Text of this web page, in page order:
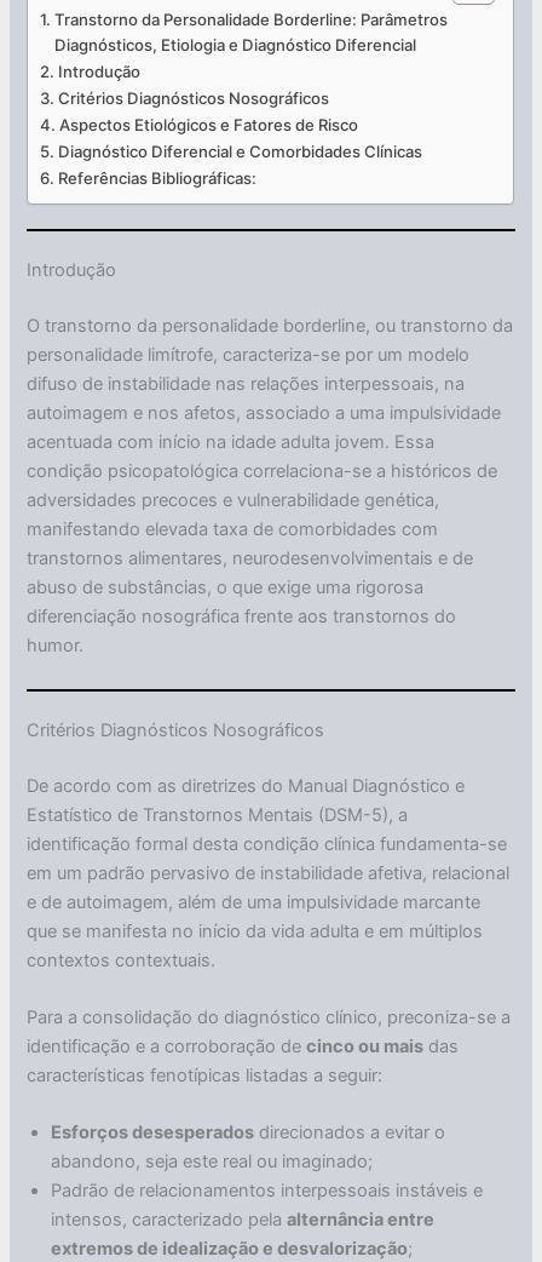
Transtorno da Personalidade Borderline: Parâmetros
Diagnósticos, Etiologia e Diagnóstico Diferencial
Introdução
Critérios Diagnósticos Nosográficos
Aspectos Etiológicos e Fatores de Risco
Diagnóstico Diferencial e Comorbidades Clínicas
Referências Bibliográficas:
Introdução
O transtorno da personalidade borderline, ou transtorno da
personalidade limítrofe, caracteriza-se por um modelo
difuso de instabilidade nas relações interpessoais, na
autoimagem e nos afetos, associado a uma impulsividade
acentuada com início na idade adulta jovem. Essa
condição psicopatológica correlaciona-se a históricos de
adversidades precoces e vulnerabilidade genética,
manifestando elevada taxa de comorbidades com
transtornos alimentares, neurodesenvolvimentais e de
abuso de substâncias, o que exige uma rigorosa
diferenciação nosográfica frente aos transtornos do
humor.
Critérios Diagnósticos Nosográficos
De acordo com as diretrizes do Manual Diagnóstico e
Estatístico de Transtornos Mentais (DSM-5), a
identificação formal desta condição clínica fundamenta-se
em um padrão pervasivo de instabilidade afetiva, relacional
e de autoimagem, além de uma impulsividade marcante
que se manifesta no início da vida adulta e em múltiplos
contextos contextuais.
Para a consolidação do diagnóstico clínico, preconiza-se a
identificação e a corroboração decinco ou mais das
características fenotípicas listadas a seguir:
Esforços desesperados direcionados a evitar o
abandono, seja este real ou imaginado;
Padrão de relacionamentos interpessoais instáveis e
intensos, caracterizado pelaalternância entre
extremos de idealização e desvalorização;